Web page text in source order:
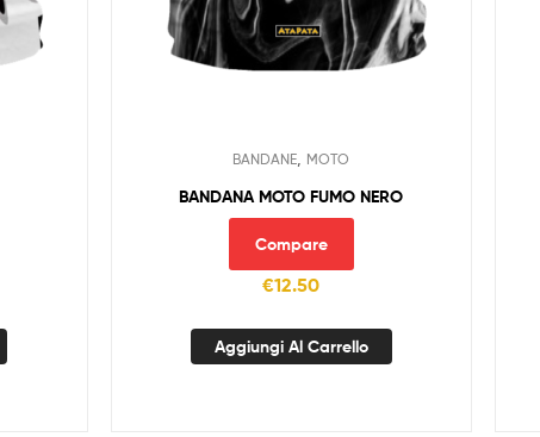
BANDANE MOTO
BANDANA MOTO FUMO NERO
Compare
€12.50
Aggiungi Al Carrello